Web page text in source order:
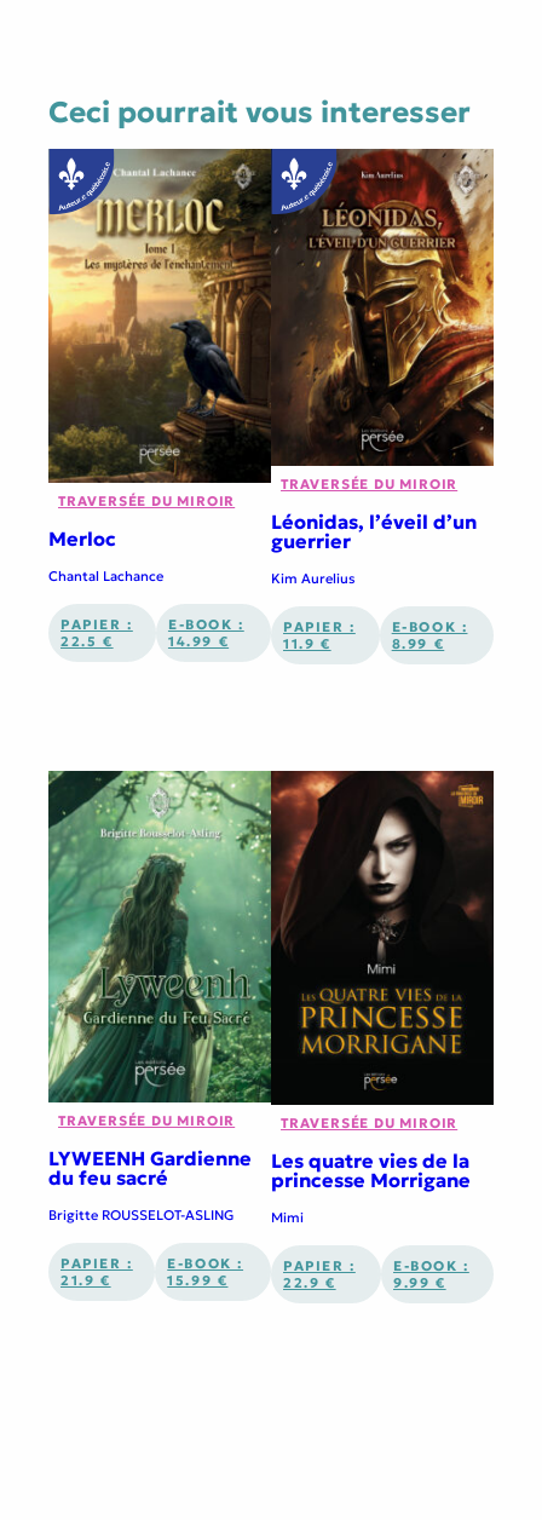
Ceci pourrait vous interesser
TRAVERSÉE DU MIROIR
Merloc
Chantal Lachance
PAPIER :
22.5 €
E-BOOK :
14.99 €
TRAVERSÉE DU MIROIR
Léonidas, l’éveil d’un
guerrier
Kim Aurelius
PAPIER :
11.9 €
E-BOOK :
8.99 €
TRAVERSÉE DU MIROIR
LYWEENH Gardienne
du feu sacré
Brigitte ROUSSELOT-ASLING
PAPIER :
21.9 €
E-BOOK :
15.99 €
TRAVERSÉE DU MIROIR
Les quatre vies de la
princesse Morrigane
Mimi
PAPIER :
22.9 €
E-BOOK :
9.99 €